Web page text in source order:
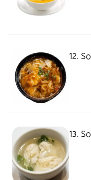
12.
13.